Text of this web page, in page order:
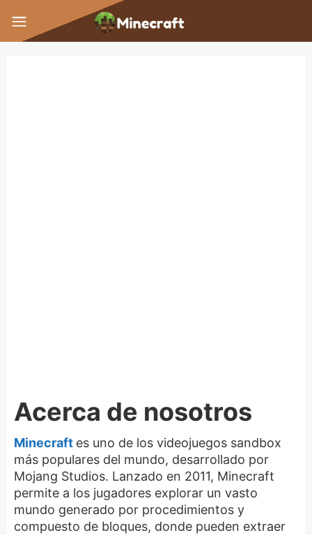
Acerca de nosotros
Minecraft es uno de los videojuegos sandbox
más populares del mundo, desarrollado por
Mojang Studios. Lanzado en 2011, Minecraft
permite a los jugadores explorar un vasto
mundo generado por procedimientos y
compuesto de bloques, donde pueden extraer